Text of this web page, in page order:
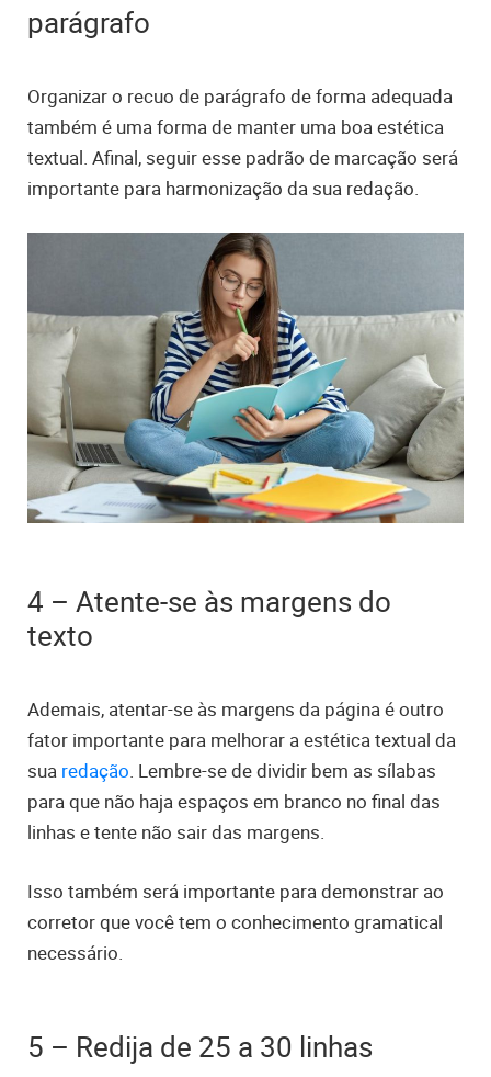
parágrafo
Organizar o recuo de parágrafo de forma adequada
também é uma forma de manter uma boa estética
textual. Afinal, seguir esse padrão de marcação será
importante para harmonização da sua redação.
4 – Atente-se às margens do
texto
Ademais, atentar-se às margens da página é outro
fator importante para melhorar a estética textual da
sua redação. Lembre-se de dividir bem as sílabas
para que não haja espaços em branco no final das
linhas e tente não sair das margens.
Isso também será importante para demonstrar ao
corretor que você tem o conhecimento gramatical
necessário.
5 – Redija de 25 a 30 linhas